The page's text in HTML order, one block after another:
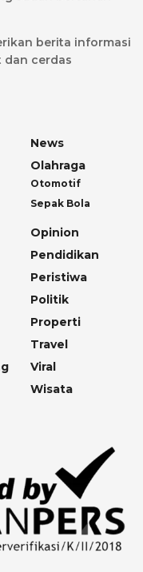
berita informasi
dan cerdas
News
Olahraga
Otomotif
Sepak Bola
Opinion
Pendidikan
Peristiwa
Politik
Properti
Travel
Viral
Wisata